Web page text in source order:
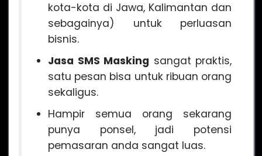
kota-kota di Jawa, Kalimantan dan
sebagainya) untuk perluasan
bisnis.
Jasa SMS Masking sangat praktis,
satu pesan bisa untuk ribuan orang
sekaligus.
Hampir semua orang sekarang
punya ponsel, jadi potensi
pemasaran anda sangat luas.